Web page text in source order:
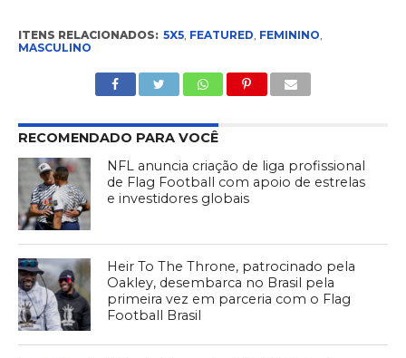
ITENS RELACIONADOS: 5X5, FEATURED, FEMININO,
MASCULINO
RECOMENDADO PARA VOCÊ
NFL anuncia criação de liga profissional
de Flag Football com apoio de estrelas
e investidores globais
Heir To The Throne, patrocinado pela
Oakley, desembarca no Brasil pela
primeira vez em parceria com o Flag
Football Brasil